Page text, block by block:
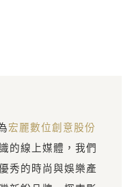
宏麗數位創意股份
的線上媒體，我們
秀的時尚與娛樂產